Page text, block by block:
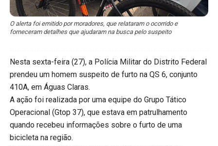
O alerta foi emitido por moradores, que relataram o ocorrido e
forneceram detalhes que ajudaram na busca pelo suspeito
Nesta sexta-feira (27), a Polícia Militar do Distrito Federal
prendeu um homem suspeito de furto na QS 6, conjunto
410A, em Águas Claras.
A ação foi realizada por uma equipe do Grupo Tático
Operacional (Gtop 37), que estava em patrulhamento
quando recebeu informações sobre o furto de uma
bicicleta na região.